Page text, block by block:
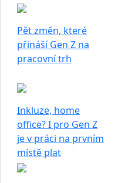
Pět změn, které
přináší Gen Z na
pracovní trh
Inkluze, home
office? I pro Gen Z
je v práci na prvním
místě plat